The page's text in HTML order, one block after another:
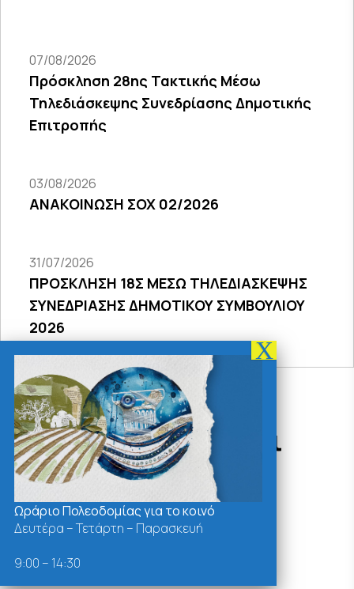
07/08/2026
Πρόσκληση 28ης Τακτικής Μέσω
Τηλεδιάσκεψης Συνεδρίασης Δημοτικής
Επιτροπής
03/08/2026
ΑΝΑΚΟΙΝΩΣΗ ΣΟΧ 02/2026
31/07/2026
ΠΡΟΣΚΛΗΣΗ 18Σ ΜΕΣΩ ΤΗΛΕΔΙΑΣΚΕΨΗΣ
ΣΥΝΕΔΡΙΑΣΗΣ ΔΗΜΟΤΙΚΟΥ ΣΥΜΒΟΥΛΙΟΥ
2026
Δράσεις - Χρήσιμοι
Σύνδεσμοι
Ωράριο Πολεοδομίας για το κοινό
Δευτέρα – Τετάρτη – Παρασκευή
9:00 – 14:30